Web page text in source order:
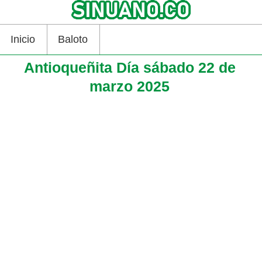
Inicio Baloto
Antioqueñita Día sábado 22 de
marzo 2025